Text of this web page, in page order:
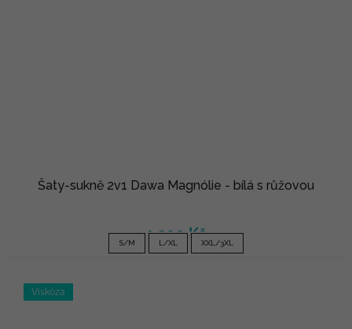
Šaty-sukně 2v1 Dawa Magnólie - bílá s růžovou
1 290 Kč
S/M L/XL XXL/3XL
Viskóza